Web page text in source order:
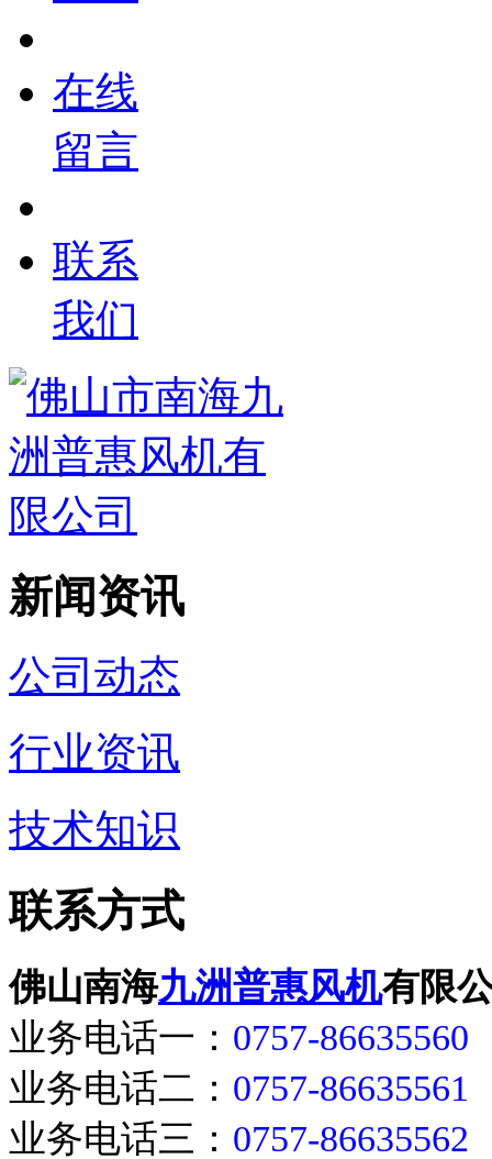
在线
留言
联系
我们
新闻资讯
公司动态
行业资讯
技术知识
联系方式
佛山南海九洲普惠风机有限
业务电话一： 0757-86635560
业务电话二： 0757-86635561
业务电话三： 0757-86635562